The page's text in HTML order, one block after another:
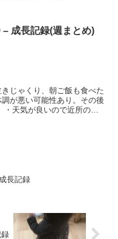
– 成長記録(週まとめ)
じゃくり、朝ご飯も食べた
が悪い可能性あり。その後
天気が良いので近所の公
長記録